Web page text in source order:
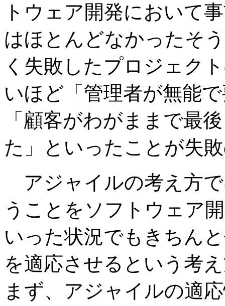
トウェア開発において
はほとんどなかったそ
く失敗したプロジェク
いほど「管理者が無能
「顧客がわがままで最
た」といったことが失
アジャイルの考え方
うことをソフトウェア
いった状況でもきちん
を適応させるという考
まず、アジャイルの適